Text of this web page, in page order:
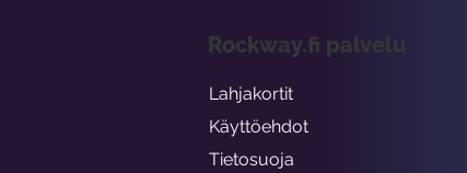
Rockway.fi palvelu
Lahjakortit
Käyttöehdot
Tietosuoja